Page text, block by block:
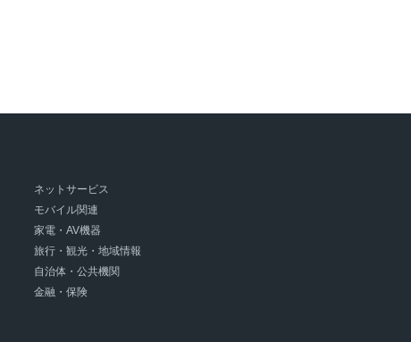
ネットサービス
モバイル関連
家電・AV機器
旅行・観光・地域情報
自治体・公共機関
金融・保険